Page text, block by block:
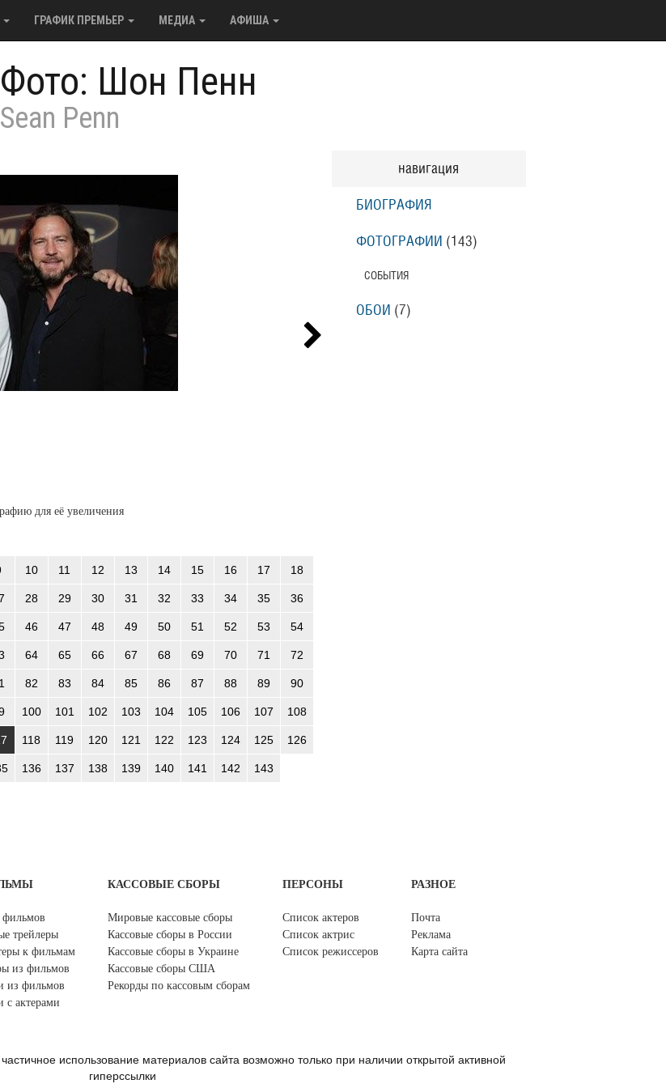
ГРАФИК ПРЕМЬЕР МЕДИА АФИША
Фото: Шон Пенн
Sean Penn
для её увеличения
10 11 12 13 14 15 16 17 18
28 29 30 31 32 33 34 35 36
46 47 48 49 50 51 52 53 54
64 65 66 67 68 69 70 71 72
82 83 84 85 86 87 88 89 90
100 101 102 103 104 105 106 107 108
118 119 120 121 122 123 124 125 126
136 137 138 139 140 141 142 143
навигация
БИОГРАФИЯ
ФОТОГРАФИИ (143)
СОБЫТИЯ
ОБОИ (7)
фильмов
трейлеры
к фильмам
из фильмов
из фильмов
с актерами
КАССОВЫЕ СБОРЫ
Мировые кассовые сборы
Кассовые сборы в России
Кассовые сборы в Украине
Кассовые сборы США
Рекорды по кассовым сборам
ПЕРСОНЫ
Список актеров
Список актрис
Список режиссеров
РАЗНОЕ
Почта
Реклама
Карта сайта
использование материалов сайта возможно только при наличии открытой активной
гиперссылки